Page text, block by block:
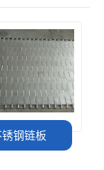
镀锌裙边链板